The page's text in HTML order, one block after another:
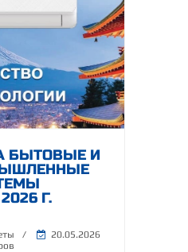
БЫТОВЫЕ И
Г.
/
20.05.2026